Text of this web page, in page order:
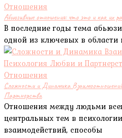
Отношения
Абьюзивные отношения: что это и как их
В последние годы тема
одной из ключевых в области
Отношения
Сложности и Динамика
Партнерства
Отношения между людьми
центральных тем в
взаимодействий, способы